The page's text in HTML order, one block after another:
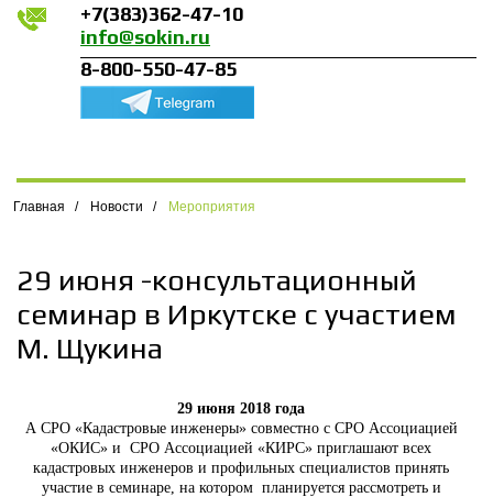
+7(383)362-47-10
info@sokin.ru
8-800-550-47-85
Главная / Новости / Мероприятия
29 июня -консультационный
семинар в Иркутске с участием
М. Щукина
29 июня 2018 года
А СРО «Кадастровые инженеры» совместно с СРО Ассоциацией
«ОКИС» и СРО Ассоциацией «КИРС» приглашают всех
кадастровых инженеров и профильных специалистов принять
участие в семинаре, на котором планируется рассмотреть и